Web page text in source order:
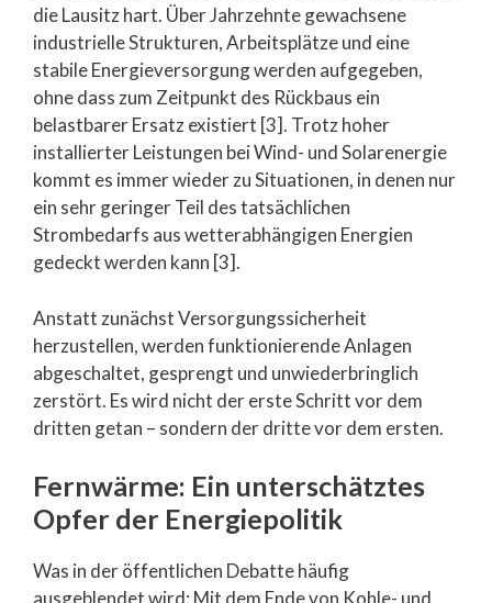
die Lausitz hart. Über Jahrzehnte gewachsene
industrielle Strukturen, Arbeitsplätze und eine
stabile Energieversorgung werden aufgegeben,
ohne dass zum Zeitpunkt des Rückbaus ein
belastbarer Ersatz existiert [3]. Trotz hoher
installierter Leistungen bei Wind- und Solarenergie
kommt es immer wieder zu Situationen, in denen nur
ein sehr geringer Teil des tatsächlichen
Strombedarfs aus wetterabhängigen Energien
gedeckt werden kann [3].
Anstatt zunächst Versorgungssicherheit
herzustellen, werden funktionierende Anlagen
abgeschaltet, gesprengt und unwiederbringlich
zerstört. Es wird nicht der erste Schritt vor dem
dritten getan – sondern der dritte vor dem ersten.
Fernwärme: Ein unterschätztes
Opfer der Energiepolitik
Was in der öffentlichen Debatte häufig
ausgeblendet wird: Mit dem Ende von Kohle- und